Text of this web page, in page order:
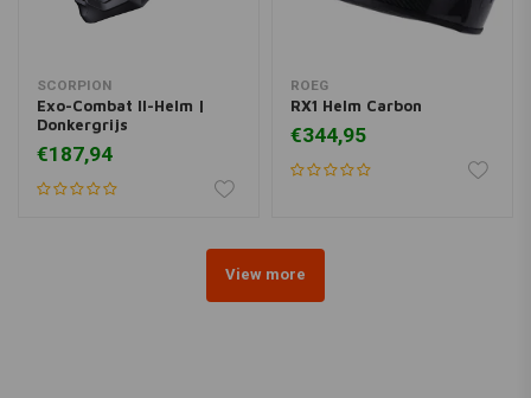
Perfecte mix van retrostijl en moderne prestaties.
SCORPION
Exo-Combat II-Helm |
Donkergrijs
€187,94
ROEG
RX1 Helm Carbon
€344,95
View more